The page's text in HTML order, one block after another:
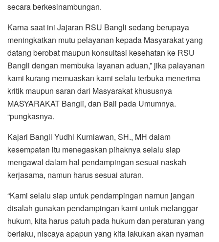
secara berkesinambungan.
Karna saat ini Jajaran RSU Bangli sedang berupaya
meningkatkan mutu pelayanan kepada Masyarakat yang
datang berobat maupun konsultasi kesehatan ke RSU
Bangli dengan membuka layanan aduan,” jika palayanan
kami kurang memuaskan kami selalu terbuka menerima
kritik maupun saran dari Masyarakat khususnya
MASYARAKAT Bangli, dan Bali pada Umumnya.
“pungkasnya.
Kajari Bangli Yudhi Kurniawan, SH., MH dalam
kesempatan itu menegaskan pihaknya selalu siap
mengawal dalam hal pendampingan sesuai naskah
kerjasama, namun harus sesuai aturan.
“Kami selalu siap untuk pendampingan namun jangan
disalah gunakan pendampingan kami untuk melanggar
hukum, kita harus patuh pada hukum dan peraturan yang
berlaku, niscaya apapun yang kita lakukan akan nyaman